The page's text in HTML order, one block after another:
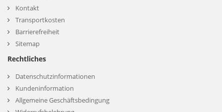
Kontakt
Transportkosten
Barrierefreiheit
Sitemap
Rechtliches
Datenschutzinformationen
Kundeninformation
Allgemeine Geschäftsbedingung